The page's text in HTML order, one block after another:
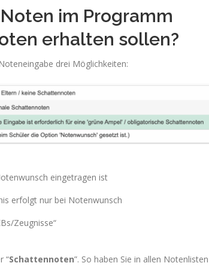
im Programm
erhalten sollen?
drei Möglichkeiten:
eingetragen ist
erfolgt nur bei Notenwunsch
Zeugnisse“
“Schattennoten”. So haben Sie in allen Notenlisten